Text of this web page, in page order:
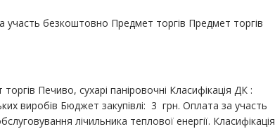
безкоштовно Предмет торгів Предмет торгів
Печиво, сухарі паніровочні Класифікація ДК :
виробів Бюджет закупівлі: 3 грн. Оплата за участь
лічильника теплової енергії. Класифікація